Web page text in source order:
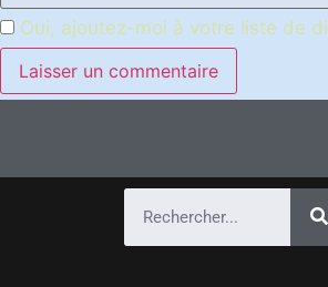
Oui, ajoutez-moi à votre liste de